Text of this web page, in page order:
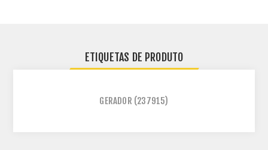
ETIQUETAS DE PRODUTO
GERADOR (237915)